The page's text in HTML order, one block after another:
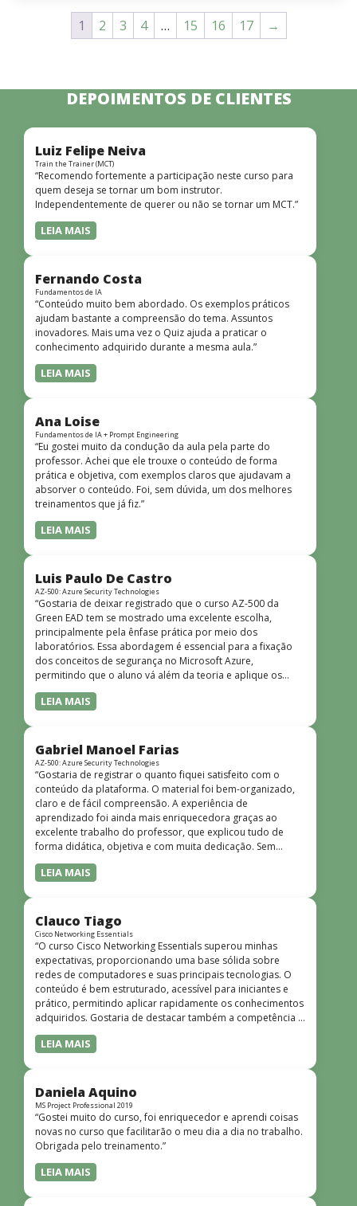
1 2 3 4 … 15 16 17 →
DEPOIMENTOS DE CLIENTES
Luiz Felipe Neiva
Train the Trainer (MCT)
“Recomendo fortemente a participação neste curso para
quem deseja se tornar um bom instrutor.
Independentemente de querer ou não se tornar um MCT.”
LEIA MAIS
Fernando Costa
Fundamentos de IA
“Conteúdo muito bem abordado. Os exemplos práticos
ajudam bastante a compreensão do tema. Assuntos
inovadores. Mais uma vez o Quiz ajuda a praticar o
conhecimento adquirido durante a mesma aula.”
LEIA MAIS
Ana Loise
Fundamentos de IA + Prompt Engineering
“Eu gostei muito da condução da aula pela parte do
professor. Achei que ele trouxe o conteúdo de forma
prática e objetiva, com exemplos claros que ajudavam a
absorver o conteúdo. Foi, sem dúvida, um dos melhores
treinamentos que já fiz.”
LEIA MAIS
Luis Paulo De Castro
AZ-500: Azure Security Technologies
“Gostaria de deixar registrado que o curso AZ-500 da
Green EAD tem se mostrado uma excelente escolha,
principalmente pela ênfase prática por meio dos
laboratórios. Essa abordagem é essencial para a fixação
dos conceitos de segurança no Microsoft Azure,
permitindo que o aluno vá além da teoria e aplique os
conhecimentos em cenários reais e simulados. Outro
ponto muito positivo é a didática do curso. O conteúdo é
quem não tem uma bagagem técnica muito avançada.”
LEIA MAIS
Gabriel Manoel Farias
AZ-500: Azure Security Technologies
“Gostaria de registrar o quanto fiquei satisfeito com o
conteúdo da plataforma. O material foi bem-organizado,
claro e de fácil compreensão. A experiência de
aprendizado foi ainda mais enriquecedora graças ao
excelente trabalho do professor, que explicou tudo de
forma didática, objetiva e com muita dedicação. Sem
dúvida, foi uma jornada de muito aprendizado!”
LEIA MAIS
Clauco Tiago
Cisco Networking Essentials
“O curso Cisco Networking Essentials superou minhas
expectativas, proporcionando uma base sólida sobre
redes de computadores e suas principais tecnologias. O
conteúdo é bem estruturado, acessível para iniciantes e
prático, permitindo aplicar rapidamente os conhecimentos
adquiridos. Gostaria de destacar também a competência e
o conhecimento técnico do instrutor Peterson, que
demonstrou total domínio do assunto e soube explicar
dinâmicas e envolventes. Recomendo o curso para todos
que desejam iniciar ou aprofundar seus conhecimentos em
redes!”
LEIA MAIS
Daniela Aquino
MS Project Professional 2019
“Gostei muito do curso, foi enriquecedor e aprendi coisas
novas no curso que facilitarão o meu dia a dia no trabalho.
Obrigada pelo treinamento.”
LEIA MAIS